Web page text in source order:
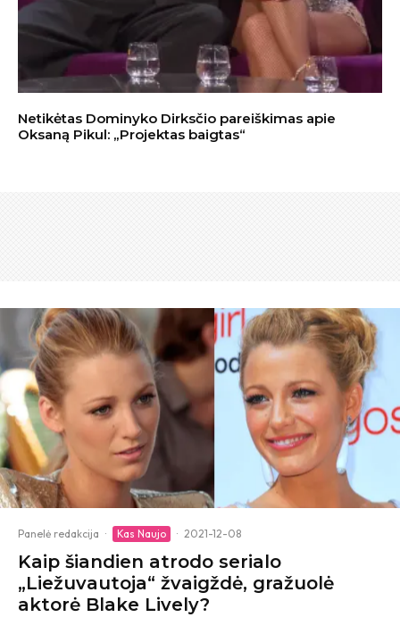
Netikėtas Dominyko Dirksčio pareiškimas apie
Oksaną Pikul: „Projektas baigtas“
Panelė redakcija · Kas Naujo · 2021-12-08
Kaip šiandien atrodo serialo
„Liežuvautoja“ žvaigždė, gražuolė
aktorė Blake Lively?